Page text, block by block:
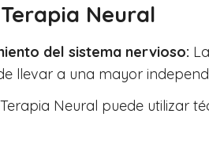
Neural
del sistema nervioso:
llevar a una mayor
Neural puede utilizar